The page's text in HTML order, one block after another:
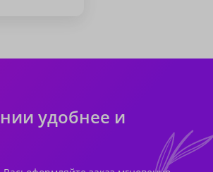
удобнее и